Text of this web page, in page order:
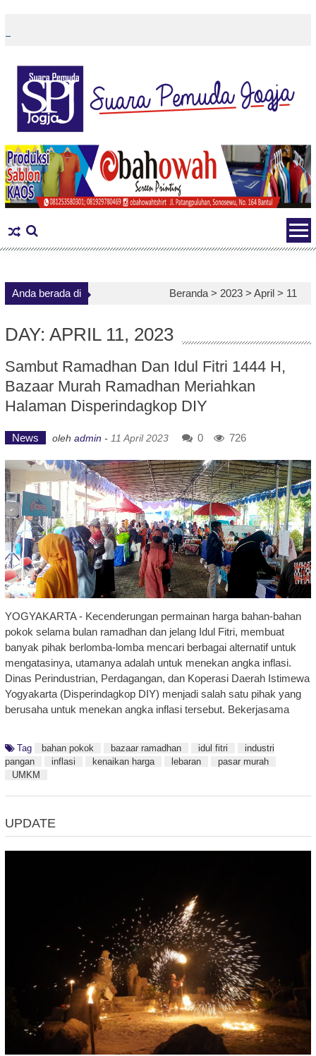
content
Anda berada di Beranda > 2023 >April > 11
DAY: APRIL 11, 2023
Sambut Ramadhan Dan Idul Fitri 1444 H,
Bazaar Murah Ramadhan Meriahkan
Halaman Disperindagkop DIY
News oleh admin - 11 April 2023 0 726
YOGYAKARTA - Kecenderungan permainan harga bahan-bahan
pokok selama bulan ramadhan dan jelang Idul Fitri, membuat
banyak pihak berlomba-lomba mencari berbagai alternatif untuk
mengatasinya, utamanya adalah untuk menekan angka inflasi.
Dinas Perindustrian, Perdagangan, dan Koperasi Daerah Istimewa
Yogyakarta (Disperindagkop DIY) menjadi salah satu pihak yang
berusaha untuk menekan angka inflasi tersebut. Bekerjasama
Tag bahan pokok bazaar ramadhan idul fitri
industri
pangan
inflasi kenaikan harga lebaran
pasar murah
UMKM
UPDATE